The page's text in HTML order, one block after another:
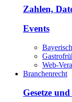
Zahlen,
Events
Web-
Branchenrecht
Gesetze